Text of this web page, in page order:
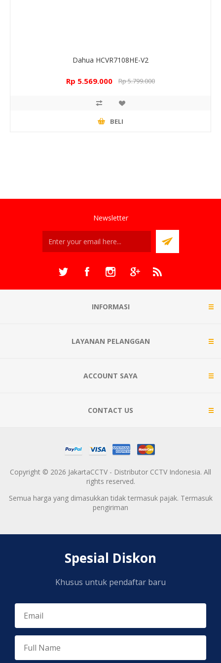
Dahua HCVR7108HE-V2
Rp 5.569.000 Rp 5.799.000
BELI
Newsletter
INFORMASI
LAYANAN PELANGGAN
ACCOUNT SAYA
CONTACT US
Copyright © 2026 JakartaCCTV - Distributor CCTV Indonesia. All
rights reserved.
Semua harga yang dimasukkan tidak termasuk pajak. Termasuk
pengiriman
Spesial Diskon
Khusus untuk pendaftar baru